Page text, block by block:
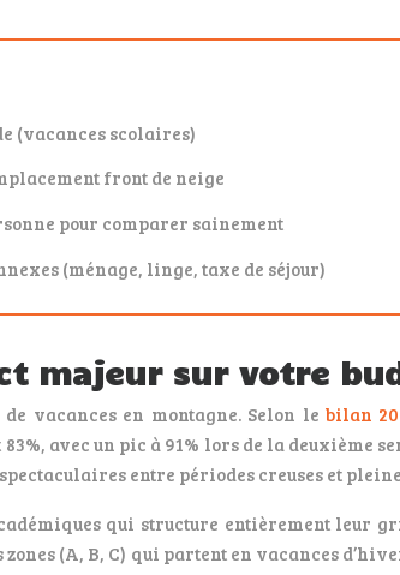
(vacances scolaires)
front de neige
pour comparer sainement
(ménage, linge, taxe de séjour)
majeur sur votre
vacances en montagne. Selon lebilan
avec un pic à 91% lors de la deuxième
entre périodes creuses et
qui structure entièrement leur
(A, B, C) qui partent en vacances